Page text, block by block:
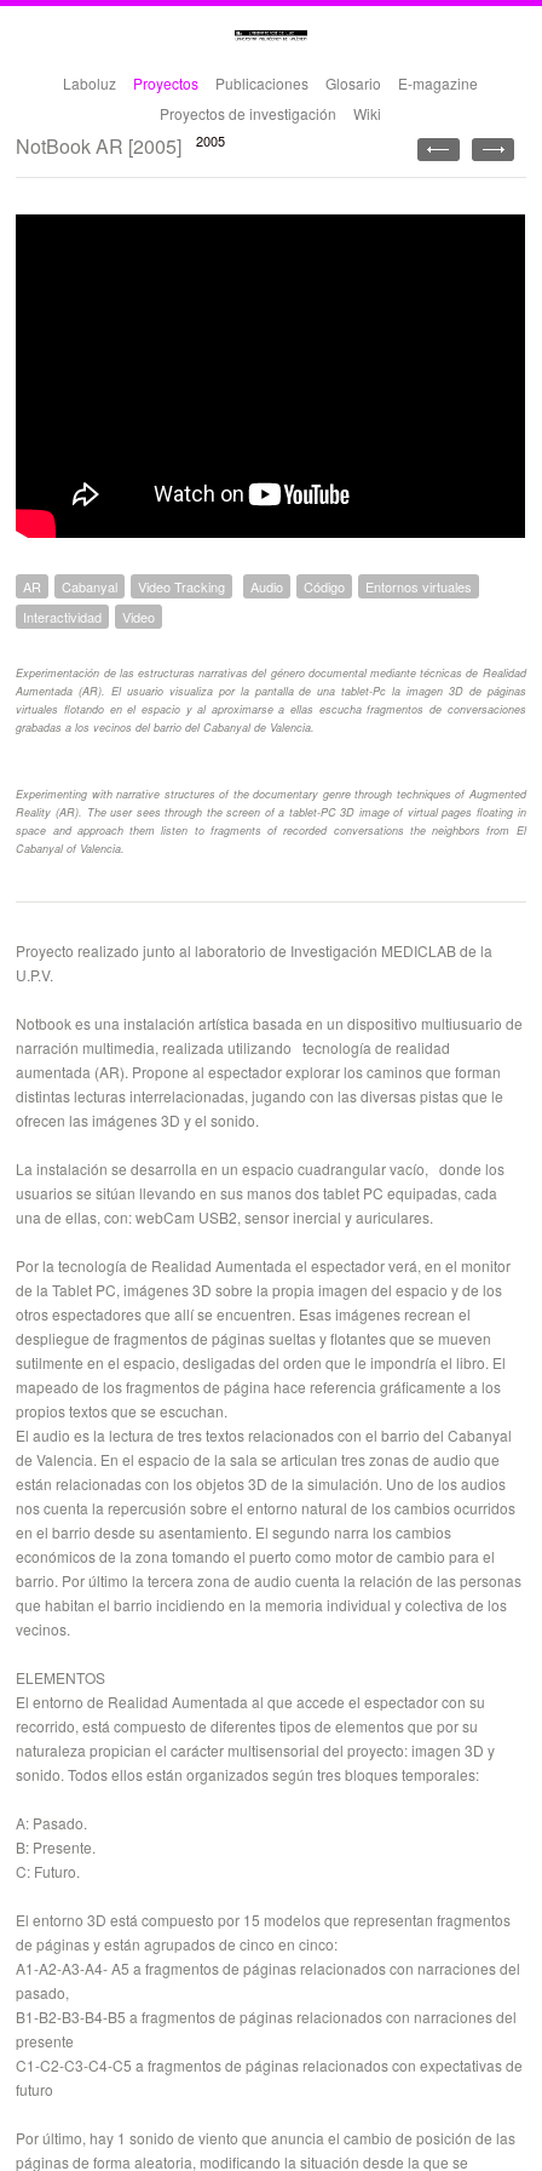
Laboluz Proyectos Publicaciones Glosario
E-magazine
Proyectos de investigación
Wiki
NotBook AR [2005] 2005
AR Cabanyal Video Tracking Audio Código
Entornos virtuales
Interactividad
Video
Experimentación de las estructuras narrativas del género documental mediante técnicas de Realidad
Aumentada (AR). El usuario visualiza por la pantalla de una tablet-Pc la imagen 3D de páginas
virtuales flotando en el espacio y al aproximarse a ellas escucha fragmentos de conversaciones
grabadas a los vecinos del barrio del Cabanyal de Valencia.
Experimenting with narrative structures of the documentary genre through techniques of Augmented
Reality (AR). The user sees through the screen of a tablet-PC 3D image of virtual pages floating in
space and approach them listen to fragments of recorded conversations the neighbors from El
Cabanyal of Valencia.
Proyecto realizado junto al laboratorio de Investigación MEDICLAB de la
U.P.V.
Notbook es una instalación artística basada en un dispositivo multiusuario de
narración multimedia, realizada utilizando tecnología de realidad
aumentada (AR). Propone al espectador explorar los caminos que forman
distintas lecturas interrelacionadas, jugando con las diversas pistas que le
ofrecen las imágenes 3D y el sonido.
La instalación se desarrolla en un espacio cuadrangular vacío, donde los
usuarios se sitúan llevando en sus manos dos tablet PC equipadas, cada
una de ellas, con: webCam USB2, sensor inercial y auriculares.
Por la tecnología de Realidad Aumentada el espectador verá, en el monitor
de la Tablet PC, imágenes 3D sobre la propia imagen del espacio y de los
otros espectadores que allí se encuentren. Esas imágenes recrean el
despliegue de fragmentos de páginas sueltas y flotantes que se mueven
sutilmente en el espacio, desligadas del orden que le impondría el libro. El
mapeado de los fragmentos de página hace referencia gráficamente a los
propios textos que se escuchan.
El audio es la lectura de tres textos relacionados con el barrio del Cabanyal
de Valencia. En el espacio de la sala se articulan tres zonas de audio que
están relacionadas con los objetos 3D de la simulación. Uno de los audios
nos cuenta la repercusión sobre el entorno natural de los cambios ocurridos
en el barrio desde su asentamiento. El segundo narra los cambios
económicos de la zona tomando el puerto como motor de cambio para el
barrio. Por último la tercera zona de audio cuenta la relación de las personas
que habitan el barrio incidiendo en la memoria individual y colectiva de los
vecinos.
ELEMENTOS
El entorno de Realidad Aumentada al que accede el espectador con su
recorrido, está compuesto de diferentes tipos de elementos que por su
naturaleza propician el carácter multisensorial del proyecto: imagen 3D y
sonido. Todos ellos están organizados según tres bloques temporales:
A: Pasado.
B: Presente.
C: Futuro.
El entorno 3D está compuesto por 15 modelos que representan fragmentos
de páginas y están agrupados de cinco en cinco:
A1-A2-A3-A4- A5 a fragmentos de páginas relacionados con narraciones del
pasado,
B1-B2-B3-B4-B5 a fragmentos de páginas relacionados con narraciones del
presente
C1-C2-C3-C4-C5 a fragmentos de páginas relacionados con expectativas de
futuro
Por último, hay 1 sonido de viento que anuncia el cambio de posición de las
páginas de forma aleatoria, modificando la situación desde la que se